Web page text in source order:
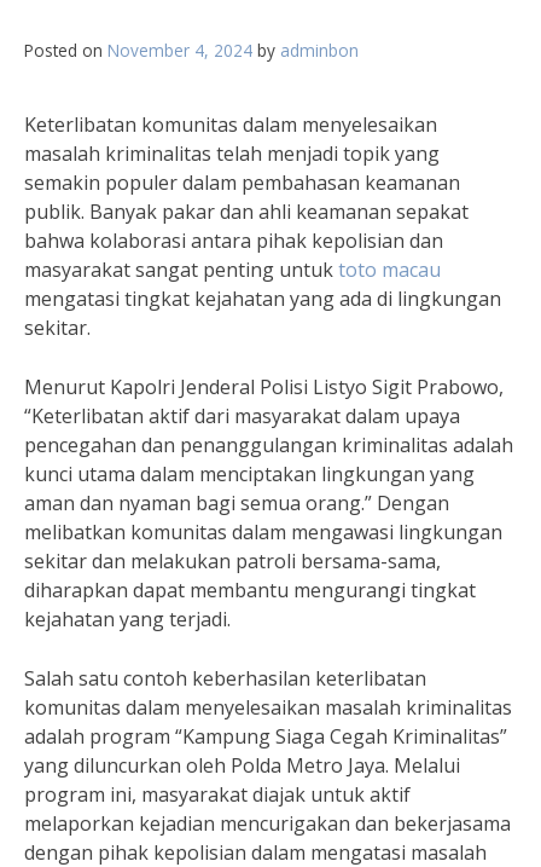
Posted on November 4, 2024 by adminbon
Keterlibatan komunitas dalam menyelesaikan
masalah kriminalitas telah menjadi topik yang
semakin populer dalam pembahasan keamanan
publik. Banyak pakar dan ahli keamanan sepakat
bahwa kolaborasi antara pihak kepolisian dan
masyarakat sangat penting untuktoto macau
mengatasi tingkat kejahatan yang ada di lingkungan
sekitar.
Menurut Kapolri Jenderal Polisi Listyo Sigit Prabowo,
“Keterlibatan aktif dari masyarakat dalam upaya
pencegahan dan penanggulangan kriminalitas adalah
kunci utama dalam menciptakan lingkungan yang
aman dan nyaman bagi semua orang.” Dengan
melibatkan komunitas dalam mengawasi lingkungan
sekitar dan melakukan patroli bersama-sama,
diharapkan dapat membantu mengurangi tingkat
kejahatan yang terjadi.
Salah satu contoh keberhasilan keterlibatan
komunitas dalam menyelesaikan masalah kriminalitas
adalah program “Kampung Siaga Cegah Kriminalitas”
yang diluncurkan oleh Polda Metro Jaya. Melalui
program ini, masyarakat diajak untuk aktif
melaporkan kejadian mencurigakan dan bekerjasama
dengan pihak kepolisian dalam mengatasi masalah